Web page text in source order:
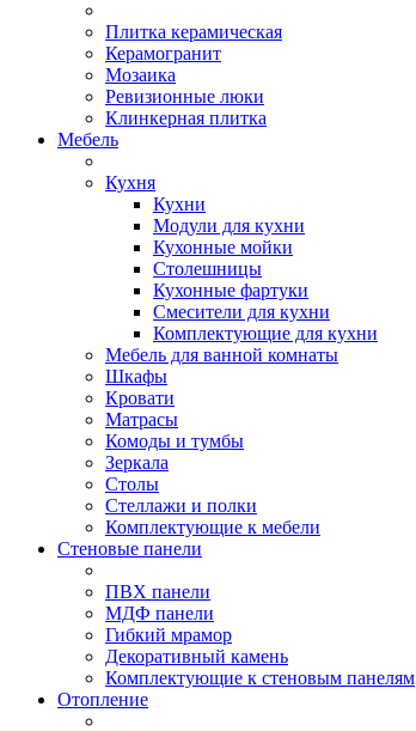
Плитка керамическая
Керамогранит
Мозаика
Ревизионные люки
Клинкерная плитка
Мебель
Кухня
Кухни
Модули для кухни
Кухонные мойки
Столешницы
Кухонные фартуки
Смесители для кухни
Комплектующие для кухни
Мебель для ванной комнаты
Шкафы
Кровати
Матрасы
Комоды и тумбы
Зеркала
Столы
Стеллажи и полки
Комплектующие к мебели
Стеновые панели
ПВХ панели
МДФ панели
Гибкий мрамор
Декоративный камень
Комплектующие к стеновым панелям
Отопление